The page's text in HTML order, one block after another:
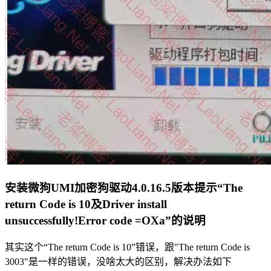
安装微狗UMI加密狗驱动4.0.16.5版本提示“The
return Code is 10及Driver install
unsuccessfully!Error code =OXa”的说明
其实这个“The return Code is 10”错误，跟"The return Code is
3003"是一样的错误，没啥太大的区别，解决办法如下